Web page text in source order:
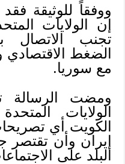
ووفقاً للوثيقة
إن الولايات
تجنب الاتصال
الضغط الاقتصادي
مع سوريا.
ومضت الرسالة
الولايات
الكويت أي
إيران وأن تقتصر
البلد على